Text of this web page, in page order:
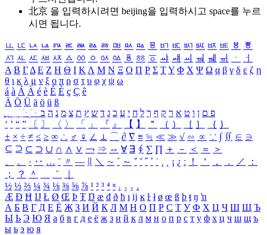
北京 을 입력하시려면 beijing을 입력하시고 space를 누르
시면 됩니다.
ㅥ ㅦ ㅧ ㅨ ㅩ ㅪ ㅫ ㅬ ㅭ ㅮ ㅯ ㅰ ㅱ ㅲ ㅳ ㅴ ㅵ ㅶ ㅷ ㅸ
ㅹ
ㅺ ㅻ ㅼ ㅽ ㅾ ㅿ ㆀ ㆁ ㆂ ㆃ ㆄ ㆅ ㆆ ㆇ ㆈ ㆉ ㆊ ㆋ ㆌ ㆍ
ㆎ
Α Β ΓΔ Ε Ζ Η Θ Ι ΚΛ Μ Ν Ξ Ο Π Ρ Σ ΤΥ Φ Χ Ψ Ω α β γ δ ε ζ η
θ ι κ λ μ ν ξ ο π ρ σ τ υ φ χ ψ ω
á à Á À é è É È ç Ç ê
Ä Ö Ü ä ö ü ß
ִֶֹ ֻּ ׁׂ פ ם ן ו ט א ר ק ף ך ל ח י ע כ ג ד ש ץ ת צ מ נ ה ב
‘ ’ “ ” 〔 〕 〈 〉 「 」 『 』 【 】 ＂ （ ） ［ ］ ｛ ｝
± × ÷ ≠ ≤ ≥ ∞ ∴ ♂ ♀ ∠ ⊥ ⌒ ∂ ∇ ≡ ≒ ≪ ≫ √ ∽ ∝ ∵ ∫ ∬ ∈ ∋
⊆ ⊇ ⊂ ⊃ ∪ ∩ ∧ ∨ ￢ ⇒ ⇔ ∀ ∃ ∮ ∑ ∏ ＋ － ＜ ＝
＞
、
。 · ‥ … ¨ 〃 ― ＼ ∼ ´ ～ ˇ ˘ ˝ ˚ ˙ ¸ ¡ ¿ ː ！ ＇ ， ． ／
：
；
？ ＾ ｀
½ ⅓ ⅔ ¼ ¾ ⅛ ⅜ ⅝ ⅞ ¹ ² ³ ⁴ ⁿ ₁ ₂ ₃ ₄
Æ Ð Ħ Ĳ Ł Ø Œ Þ Ŧ Ŋ æ đ ð ħ ı ĳ ĸ ŀ ł ø œ ß þ ŧ ŋ ŉ
А Б В Г Д Е Ё Ж З И Й К Л М Н О П Р С Т У Ф Х Ц Ч Ш Щ Ъ
Ы Ь Э Ю Я а б в г д е ё ж з и й к л м н о п р с т у ф х ц ч ш щ ъ
ы ь э ю я